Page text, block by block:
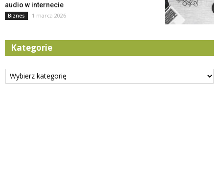
audio w internecie
Biznes 1 marca 2026
Kategorie
Kategorie